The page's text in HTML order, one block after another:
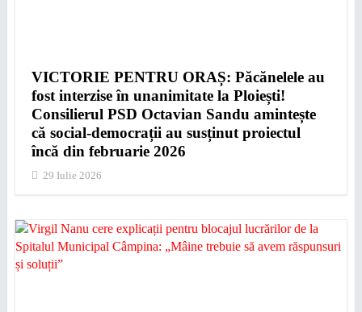
VICTORIE PENTRU ORAȘ: Păcănelele au
fost interzise în unanimitate la Ploiești!
Consilierul PSD Octavian Sandu amintește
că social-democrații au susținut proiectul
încă din februarie 2026
29 Iulie 2026